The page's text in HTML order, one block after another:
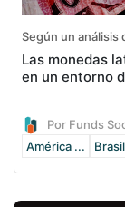
Según un análisis
Las monedas
en un entorno
Por Funds
América ...
Brasil